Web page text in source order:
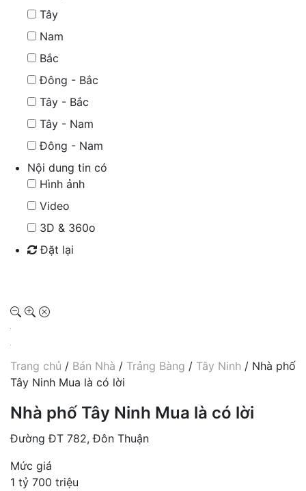
Tây
Nam
Bắc
Đông - Bắc
Tây - Bắc
Tây - Nam
Đông - Nam
Nội dung tin có
Hình ảnh
Video
3D & 360o
Đặt lại
Trang chủ / Bán Nhà / Trảng Bàng / Tây Ninh / Nhà phố
Tây Ninh Mua là có lời
Nhà phố Tây Ninh Mua là có lời
Đường ĐT 782, Đôn Thuận
Mức giá
1 tỷ 700 triệu